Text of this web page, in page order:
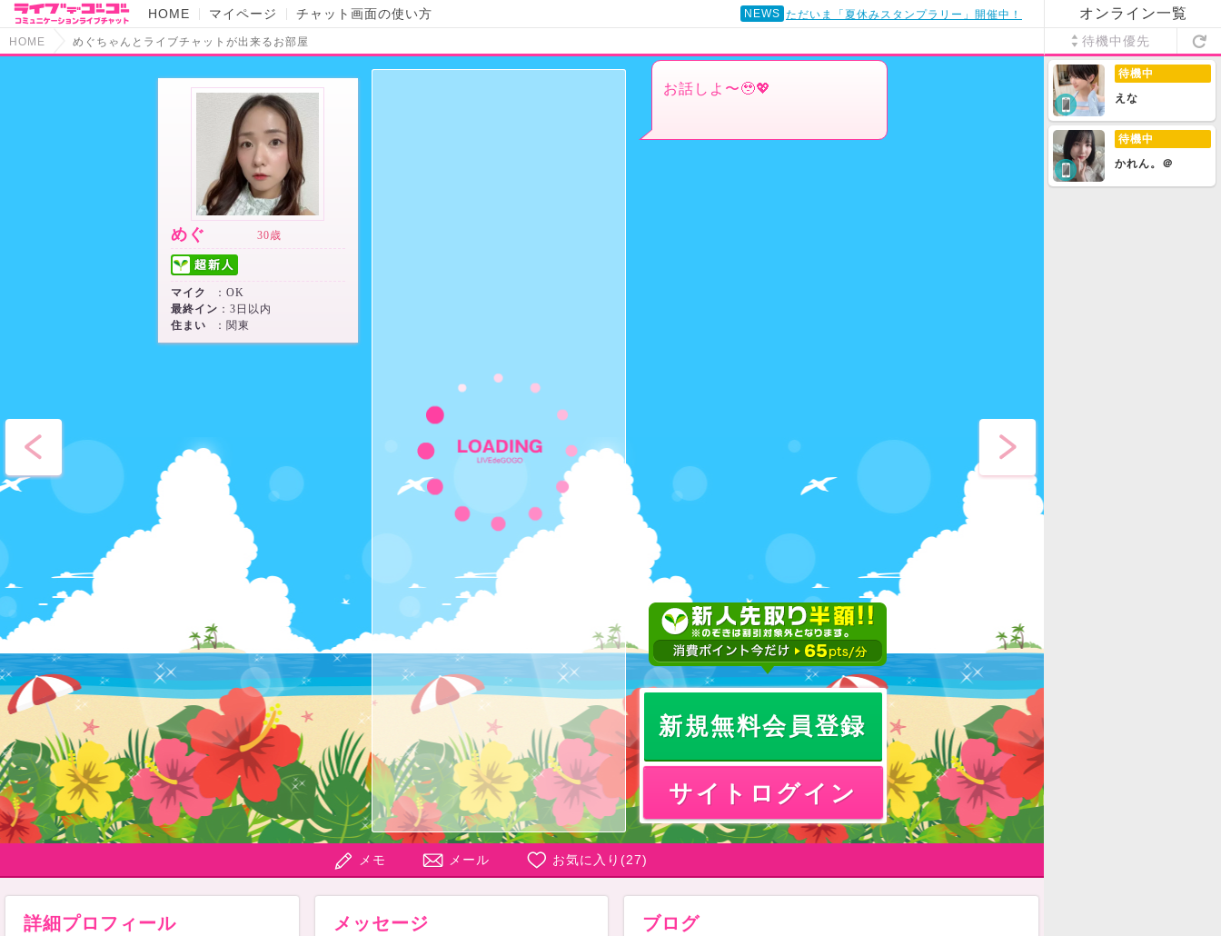
HOME マイページ チャット画面の使い方 NEWS ただいま「夏休みスタンプラリー」開催中！
HOME めぐちゃんとライブチャットが出来るお部屋
めぐ 30歳
マイク
：OK
最終イン ：3日以内
住まい
：関東
お話しよ〜🥹💖
新規無料会員登録
サイトログイン
メモ メール お気に入り(27)
詳細プロフィール メッセージ ブログ
オンライン一覧
待機中優先
待機中
えな
待機中
かれん。＠